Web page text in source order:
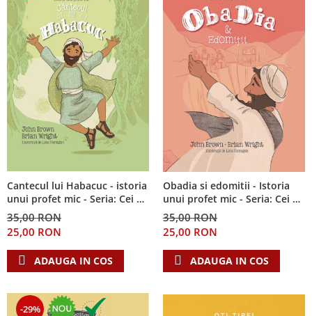
Cantecul lui Habacuc - istoria
unui profet mic - Seria: Cei 12
cutezatori
35,00 RON
25,00 RON
ADAUGA IN COS
Obadia si edomitii - Istoria
unui profet mic - Seria: Cei 12
cutezatori
35,00 RON
25,00 RON
ADAUGA IN COS
-29%